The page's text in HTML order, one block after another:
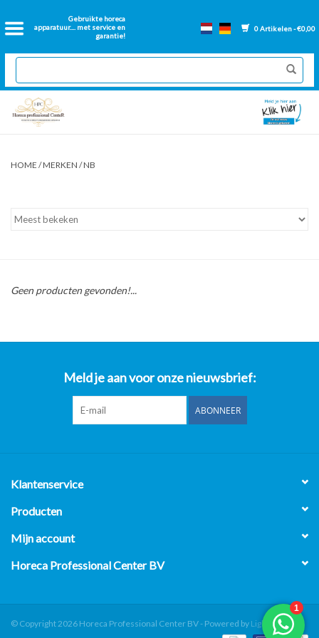
Gebruikte horeca
apparatuur.... met service en
garantie!
0 Artikelen - €0,00
Home
2dehands Horeca
Nieuwe apparatuur
Onderdelen bakwanden
Over ons
HOME /MERKEN /NB
Geen producten gevonden!...
Meld je aan voor onze nieuwsbrief:
ABONNEER
Klantenservice
Producten
Mijn account
Horeca Professional Center BV
© Copyright 2026 Horeca Professional Center BV - Powered by Lightspeed